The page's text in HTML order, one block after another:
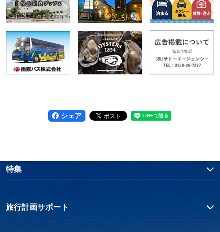
シェア
特集
旅行計画サポート